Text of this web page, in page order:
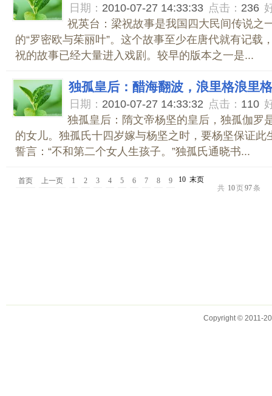
日期： 2010-07-27 14:33:33 点击： 236
祝英台：梁祝故事是我国四大民间传说之
的“罗密欧与茱丽叶”。这个故事至少在唐代就有记载
祝的故事已经大量进入戏剧。较早的版本之一是...
独孤皇后：醋海翻波，浪里格浪里
日期： 2010-07-27 14:33:32 点击： 110
独孤皇后：隋文帝杨坚的皇后，独孤伽罗
的女儿。独孤氏十四岁嫁与杨坚之时，要杨坚保证此
誓言：“不和第二个女人生孩子。”独孤氏通晓书...
首页 上一页 1 2 3 4 5 6 7 8 9 10 末页
共 10页97条
Copyright © 2011-